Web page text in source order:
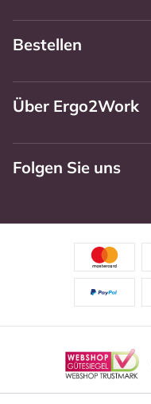
Bestellen
Über Ergo2Work
Folgen Sie uns